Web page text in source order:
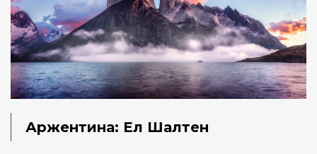
Аржентина: Ел Шалтен